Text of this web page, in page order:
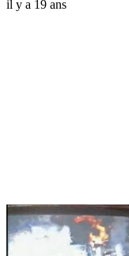
il y a 19 ans